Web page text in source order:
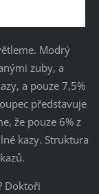
Modrý
zuby, a
a pouze 7,5%
představuje
že pouze 6% z
kazy. Struktura
Doktoři